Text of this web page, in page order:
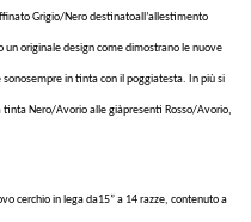
Grigio/Nero destinatoall’allestimento
originale design come dimostrano le nuove
sonosempre in tinta con il poggiatesta. In più si
Nero/Avorio alle giàpresenti Rosso/Avorio,
cerchio in lega da15” a 14 razze, contenuto a